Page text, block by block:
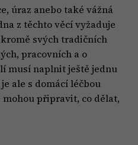
úraz anebo také vážná
z těchto věcí vyžaduje
svých tradičních
pracovních a o
musí naplnit ještě jednu
ale s domácí léčbou
mohou připravit, co dělat,